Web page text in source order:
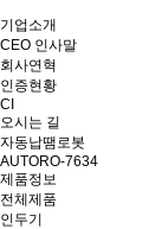
기업소개
CEO 인사말
회사연혁
인증현황
CI
오시는 길
자동납땜로봇
AUTORO-7634
제품정보
전체제품
인두기